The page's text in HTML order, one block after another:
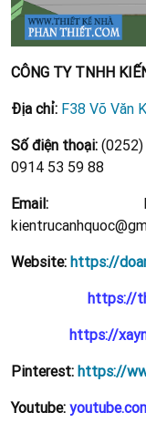
CÔNG TY TNHH
Địa chỉ: F38 Võ Văn
Số điện thoại:
0914 53 59 88
Email:
Website: https://
https://
https://
Pinterest: https://
Youtube: